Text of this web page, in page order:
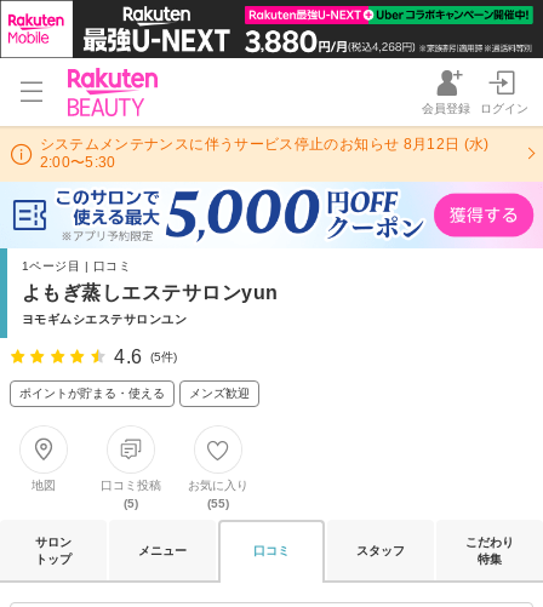
会員登録 ログイン
システムメンテナンスに伴うサービス停止のお知らせ 8月12日 (水)
2:00〜5:30
1ページ目 | 口コミ
よもぎ蒸しエステサロンyun
ヨモギムシエステサロンユン
4.6 (5件)
ポイントが貯まる・使える メンズ歓迎
地図
口コミ投稿
(5)
お気に入り
(55)
サロン
トップ
メニュー 口コミ スタッフ
こだわり
特集